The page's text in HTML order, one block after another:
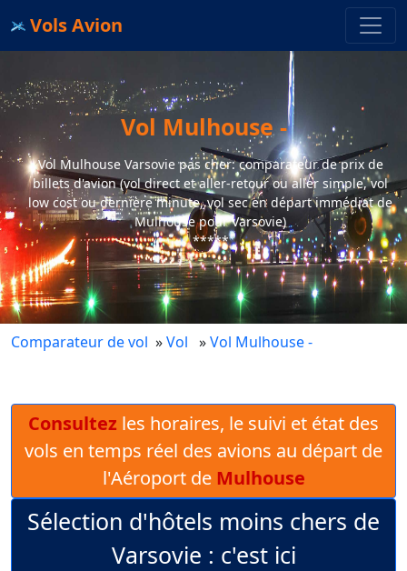
Vols Avion
Vol Mulhouse -
Vol Mulhouse Varsovie pas cher: comparateur de prix de
billets d'avion (vol direct et aller-retour ou aller simple, vol
low cost ou dernière minute, vol sec en départ immédiat de
Mulhouse pour Varsovie)
*****
Comparateur de vol »Vol »Vol Mulhouse -
Consultez les horaires, le suivi et état des
vols en temps réel des avions au départ de
l'Aéroport de Mulhouse
Sélection d'hôtels moins chers de
Varsovie : c'est ici